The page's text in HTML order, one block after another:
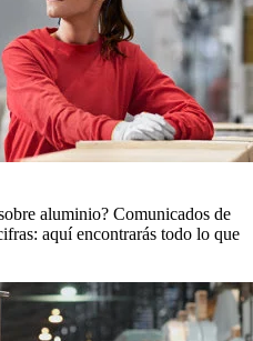
aluminio? Comunicados de
aquí encontrarás todo lo que